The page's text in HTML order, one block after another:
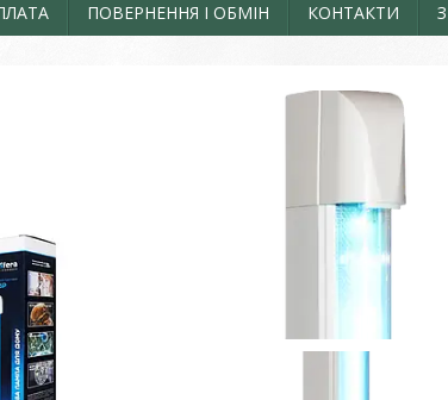
ПОВЕРНЕННЯ І ОБМІН КОНТАКТИ